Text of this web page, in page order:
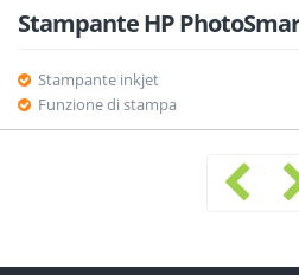
Stampante HP
Stampante inkjet
Funzione di stampa